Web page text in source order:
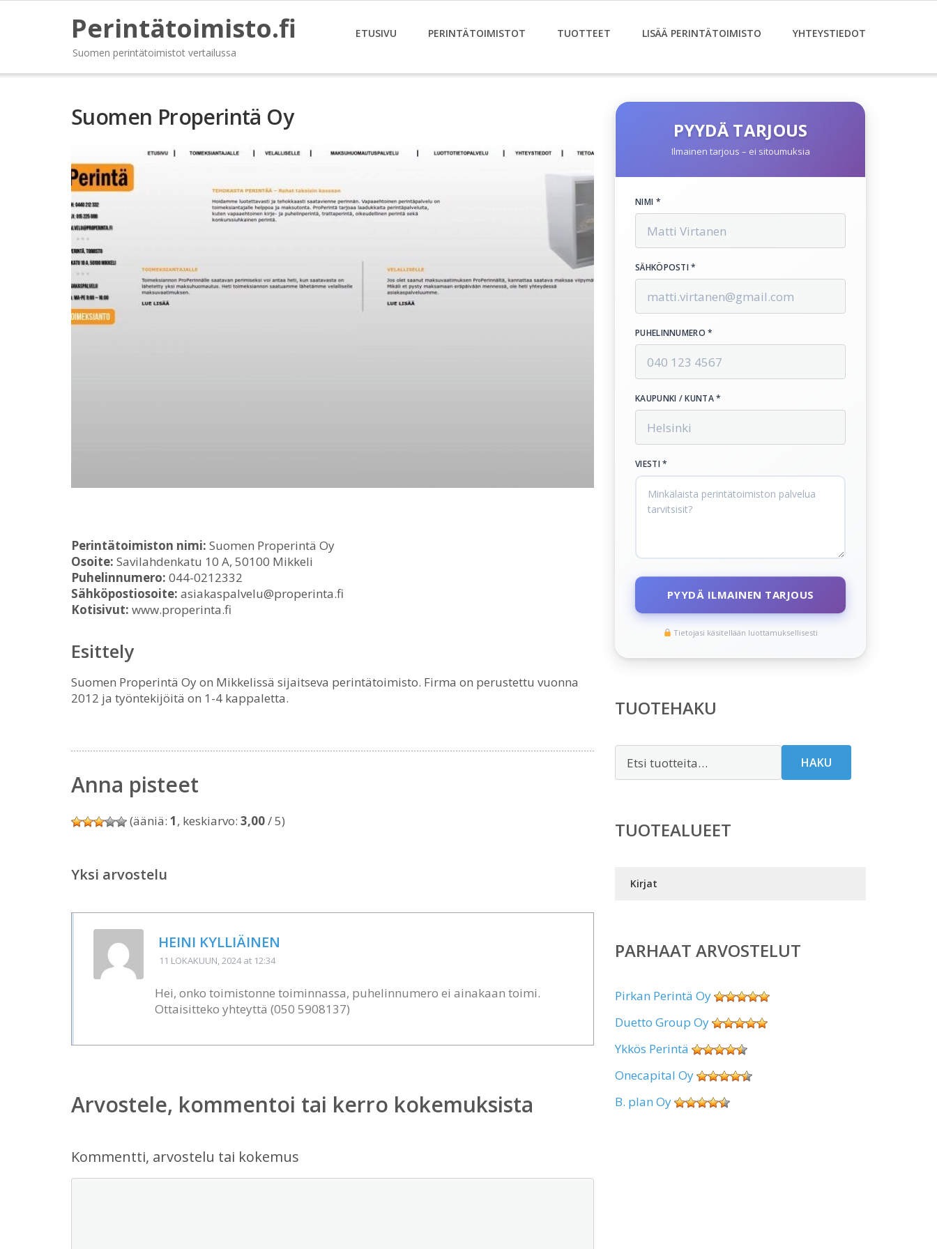
Perintätoimisto.fi
Suomen perintätoimistot vertailussa
ETUSIVU PERINTÄTOIMISTOT TUOTTEET LISÄÄ PERINTÄTOIMISTO YHTEYSTIEDOT
Suomen Properintä Oy
Perintätoimiston nimi: Suomen Properintä Oy
Osoite: Savilahdenkatu 10 A, 50100 Mikkeli
Puhelinnumero: 044-0212332
Sähköpostiosoite: asiakaspalvelu@properinta.fi
Kotisivut: www.properinta.fi
Esittely
Suomen Properintä Oy on Mikkelissä sijaitseva perintätoimisto. Firma on perustettu vuonna
2012 ja työntekijöitä on 1-4 kappaletta.
Anna pisteet
(ääniä: 1, keskiarvo: 3,00/ 5)
Yksi arvostelu
HEINI KYLLIÄINEN
11 LOKAKUUN, 2024at 12:34
Hei, onko toimistonne toiminnassa, puhelinnumero ei ainakaan toimi.
Ottaisitteko yhteyttä (050 5908137)
Arvostele, kommentoi tai kerro kokemuksista
Kommentti, arvostelu tai kokemus
PYYDÄ TARJOUS
Ilmainen tarjous – ei sitoumuksia
NIMI *
SÄHKÖPOSTI *
PUHELINNUMERO *
KAUPUNKI / KUNTA *
VIESTI *
PYYDÄ ILMAINEN TARJOUS
Tietojasi käsitellään luottamuksellisesti
TUOTEHAKU
HAKU
TUOTEALUEET
Kirjat
PARHAAT ARVOSTELUT
Pirkan Perintä Oy
Duetto Group Oy
Ykkös Perintä
Onecapital Oy
B. plan Oy